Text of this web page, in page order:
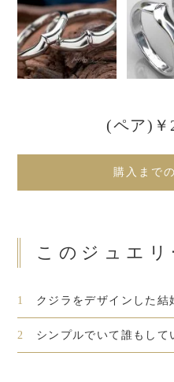
(ペア)￥
購入まで
このジュエリ
1 クジラをデザインした結
2 シンプルでいて誰もして